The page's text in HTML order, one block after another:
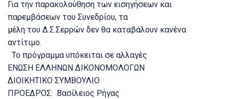
Για την παρακολούθηση των εισηγήσεων και
παρεμβάσεων του Συνεδρίου, τα
μέλη του Δ.Σ.Σερρών δεν θα καταβάλουν κανένα
αντίτιμο.
Το πρόγραμμα υπόκειται σε αλλαγές
ΕΝΩΣΗ ΕΛΛΗΝΩΝ ΔΙΚΟΝΟΜΟΛΟΓΩΝ
ΔΙΟΙΚΗΤΙΚΟ ΣΥΜΒΟΥΛΙΟ
ΠΡΟΕΔΡΟΣ: Βασίλειος Ρήγας